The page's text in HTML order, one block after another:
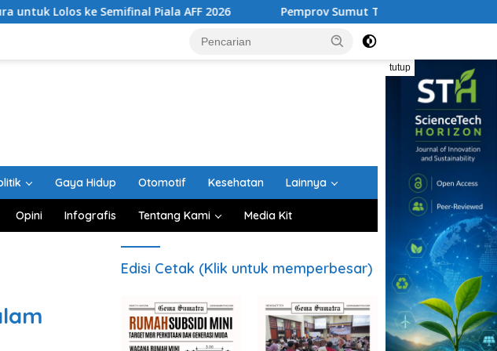
Semifinal Piala AFF 2026 Pemprov Sumut Tertibkan Lima Rumah Dinas di Bekas
tutup
Gaya Hidup Otomotif Kesehatan Lainnya
Opini Infografis Tentang Kami Media Kit
Edisi Cetak (Klik untuk memperbesar)